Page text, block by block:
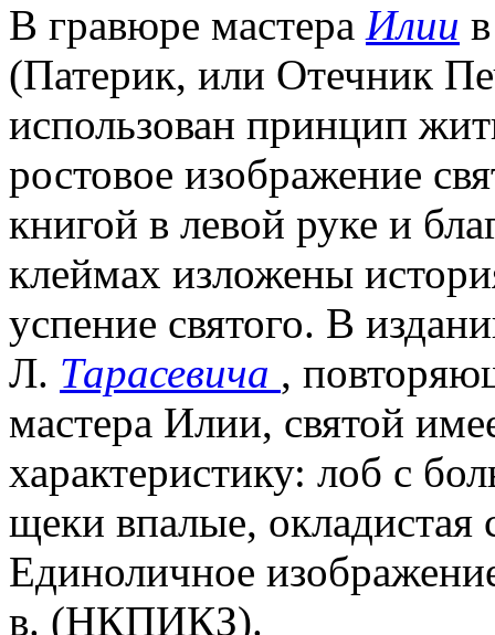
В гравюре мастера Илии
(Патерик, или Отечник
использован принцип
ростовое изображение
книгой в левой руке и
клеймах изложены
успение святого. В
Л. Тарасевича ,
мастера Илии, святой
характеристику: лоб с
щеки впалые, окладистая
Единоличное
в. (НКПИКЗ).